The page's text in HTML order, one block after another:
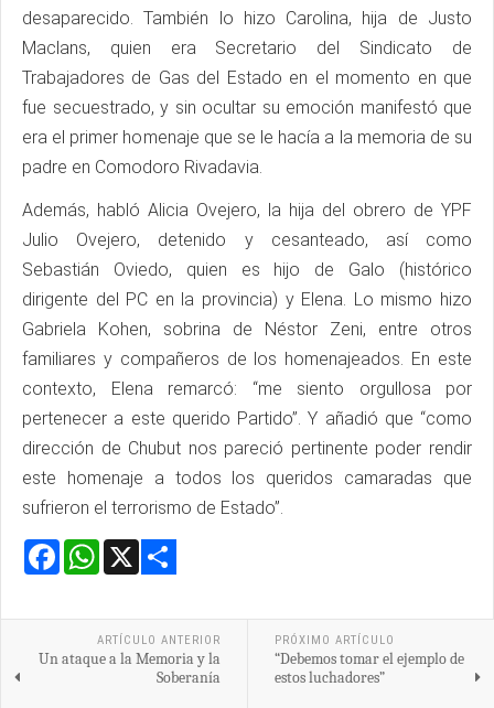
desaparecido. También lo hizo Carolina, hija de Justo
Maclans, quien era Secretario del Sindicato de
Trabajadores de Gas del Estado en el momento en que
fue secuestrado, y sin ocultar su emoción manifestó que
era el primer homenaje que se le hacía a la memoria de su
padre en Comodoro Rivadavia.
Además, habló Alicia Ovejero, la hija del obrero de YPF
Julio Ovejero, detenido y cesanteado, así como
Sebastián Oviedo, quien es hijo de Galo (histórico
dirigente del PC en la provincia) y Elena. Lo mismo hizo
Gabriela Kohen, sobrina de Néstor Zeni, entre otros
familiares y compañeros de los homenajeados. En este
contexto, Elena remarcó: “me siento orgullosa por
pertenecer a este querido Partido”. Y añadió que “como
dirección de Chubut nos pareció pertinente poder rendir
este homenaje a todos los queridos camaradas que
sufrieron el terrorismo de Estado”.
Facebook
WhatsApp
ARTÍCULO ANTERIOR
Un ataque a la Memoria y la
Soberanía
PRÓXIMO ARTÍCULO
“Debemos tomar el ejemplo de
estos luchadores”